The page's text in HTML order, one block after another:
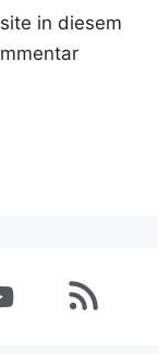
in diesem